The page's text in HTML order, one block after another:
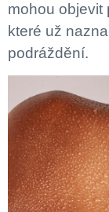
mohou objevit
které už
podráždění.